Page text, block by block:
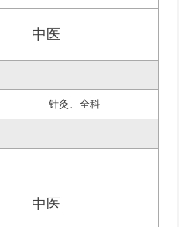
中医
针灸、全科
中医